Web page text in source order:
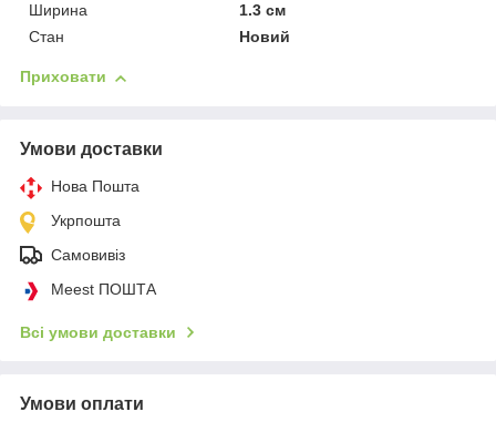
Ширина
1.3 см
Стан
Новий
Приховати
Умови доставки
Нова Пошта
Укрпошта
Самовивіз
Meest ПОШТА
Всі умови доставки
Умови оплати